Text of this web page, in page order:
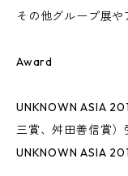
その他グループ展
Award
UNKNOWN ASIA
三賞、舛田善信賞）
UNKNOWN ASIA